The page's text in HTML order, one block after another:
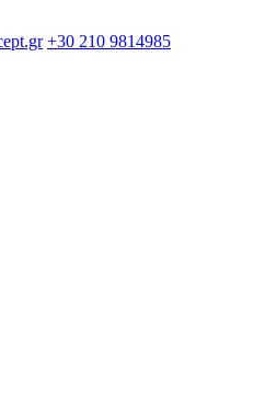
+30 210 9814985